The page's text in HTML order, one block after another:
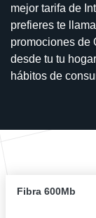
mejor tarifa de
prefieres te
promociones de
desde tu tu
hábitos de
Fibra 600Mb